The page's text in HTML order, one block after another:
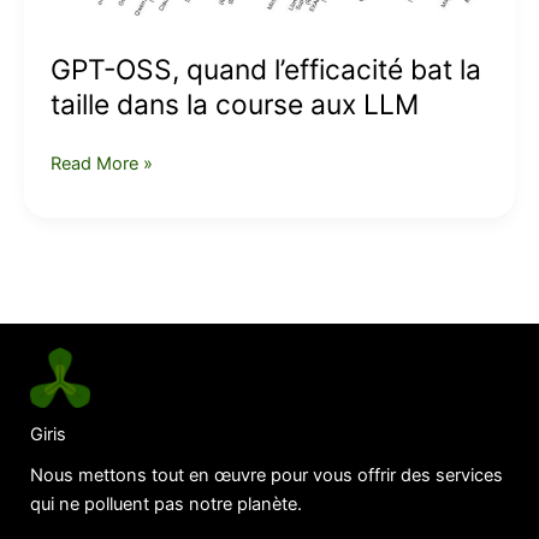
GPT-OSS, quand l’efficacité bat la
taille dans la course aux LLM
course
aux
Read More »
Giris
Nous mettons tout en œuvre pour vous offrir des services
qui ne polluent pas notre planète.